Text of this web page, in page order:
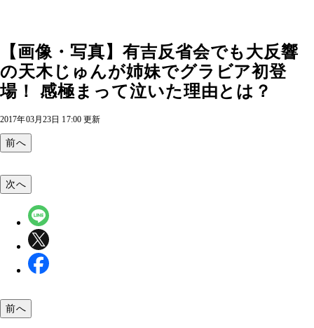
【画像・写真】有吉反省会でも大反響
の天木じゅんが姉妹でグラビア初登
場！ 感極まって泣いた理由とは？
2017年03月23日 17:00 更新
前へ
次へ
前へ